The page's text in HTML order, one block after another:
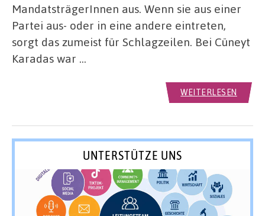
MandatsträgerInnen aus. Wenn sie aus einer
Partei aus- oder in eine andere eintreten,
sorgt das zumeist für Schlagzeilen. Bei Cüneyt
Karadas war …
WEITERLESEN
UNTERSTÜTZE UNS